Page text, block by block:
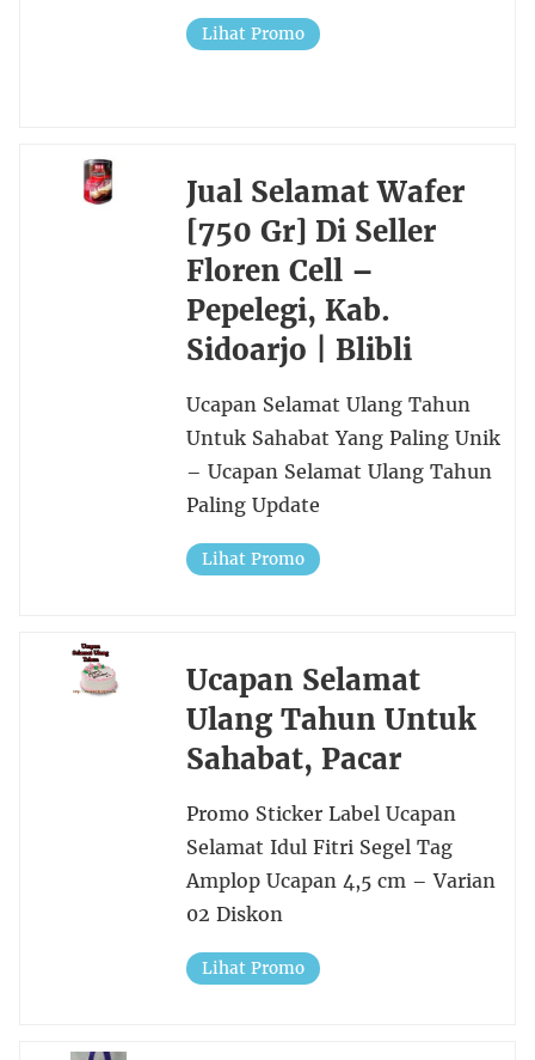
Lihat Promo
Jual Selamat Wafer
[750 Gr] Di Seller
Floren Cell –
Pepelegi, Kab.
Sidoarjo | Blibli
Ucapan Selamat Ulang Tahun
Untuk Sahabat Yang Paling Unik
– Ucapan Selamat Ulang Tahun
Paling Update
Lihat Promo
Ucapan Selamat
Ulang Tahun Untuk
Sahabat, Pacar
Promo Sticker Label Ucapan
Selamat Idul Fitri Segel Tag
Amplop Ucapan 4,5 cm – Varian
02 Diskon
Lihat Promo